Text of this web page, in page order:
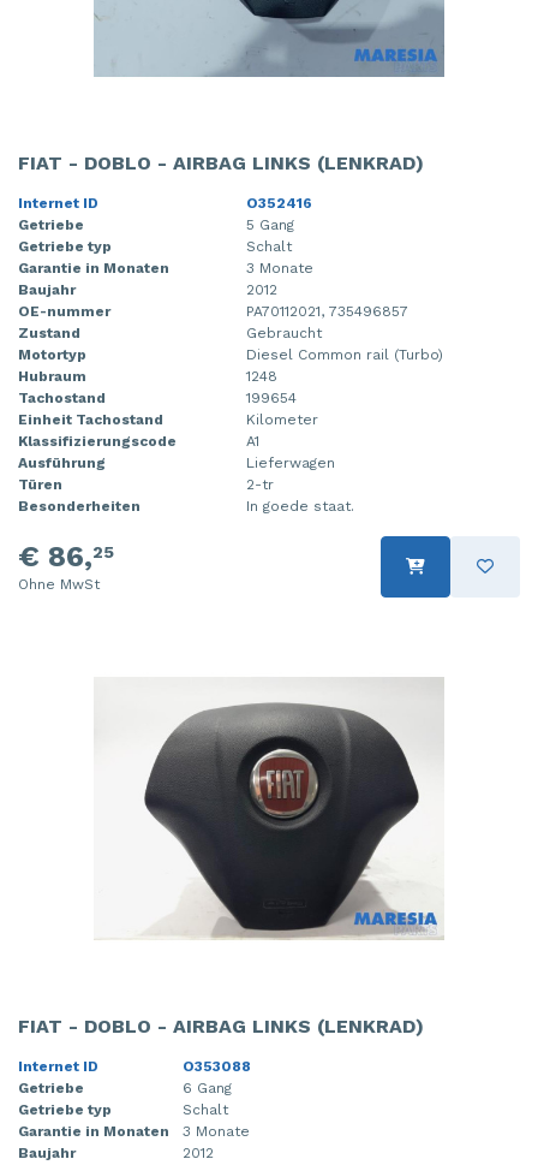
FIAT - DOBLO - AIRBAG LINKS (LENKRAD)
Internet ID
O352416
Getriebe
5 Gang
Getriebe typ
Schalt
Garantie in Monaten
3 Monate
Baujahr
2012
OE-nummer
PA70112021, 735496857
Zustand
Gebraucht
Motortyp
Diesel Common rail (Turbo)
Hubraum
1248
Tachostand
199654
Einheit Tachostand
Kilometer
Klassifizierungscode
A1
Ausführung
Lieferwagen
Türen
2-tr
Besonderheiten
In goede staat.
€ 86,25
Ohne MwSt
FIAT - DOBLO - AIRBAG LINKS (LENKRAD)
Internet ID
O353088
Getriebe
6 Gang
Getriebe typ
Schalt
Garantie in Monaten
3 Monate
Baujahr
2012